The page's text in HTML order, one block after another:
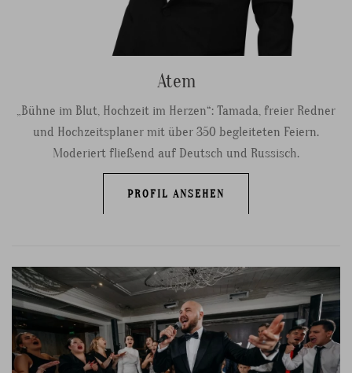
Atem
„Bühne im Blut, Hochzeit im Herzen“: Tamada, freier Redner
und Hochzeitsplaner mit über 350 begleiteten Feiern.
Moderiert fließend auf Deutsch und Russisch.
PROFIL ANSEHEN